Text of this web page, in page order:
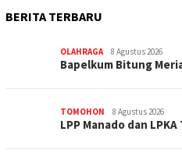
BERITA TERBARU
OLAHRAGA 8 Agustus 2026
Bapelkum Bitung
TOMOHON 8 Agustus 2026
LPP Manado dan